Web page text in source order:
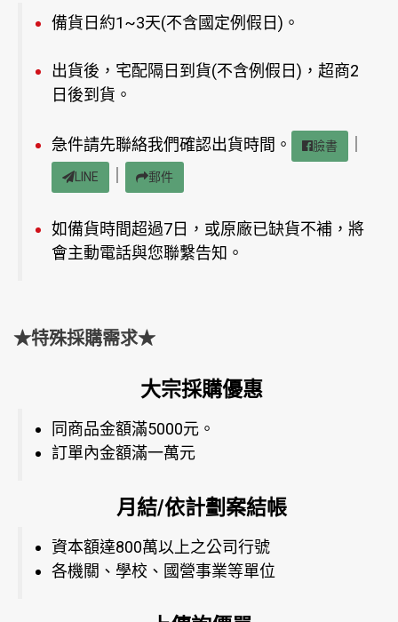
備貨日約1~3天(不含國定例假日)。
出貨後，宅配隔日到貨(不含例假日)，超商2
日後到貨。
急件請先聯絡我們確認出貨時間。 臉書
LINE 郵件
如備貨時間超過7日，或原廠已缺貨不補，將
會主動電話與您聯繫告知。
★特殊採購需求★
大宗採購優惠
同商品金額滿5000元。
訂單內金額滿一萬元
月結/依計劃案結帳
資本額達800萬以上之公司行號
各機關、學校、國營事業等單位